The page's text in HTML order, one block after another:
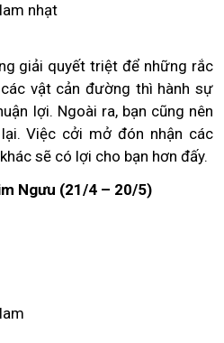
nhạt
giải quyết triệt để những rắc
vật cản đường thì hành sự
lợi. Ngoài ra, bạn cũng nên
Việc cởi mở đón nhận các
sẽ có lợi cho bạn hơn đấy.
Ngưu (21/4 – 20/5)